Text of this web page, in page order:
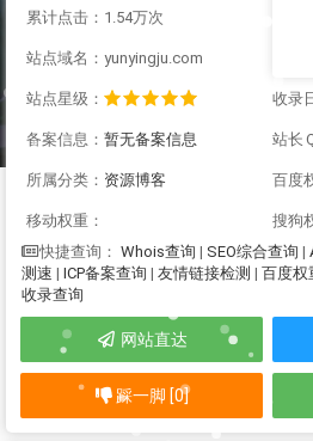
累计点击：1.54万次
站点域名：yunyingju.com
站点星级： 收录
备案信息： 暂无备案信息 站长
所属分类： 资源博客 百度
移动权重： 搜狗
快捷查询： Whois查询 | SEO综合查询 |
测速 | ICP备案查询 | 友情链接检测 | 百度权
收录查询
网站直达
踩一脚 [0]